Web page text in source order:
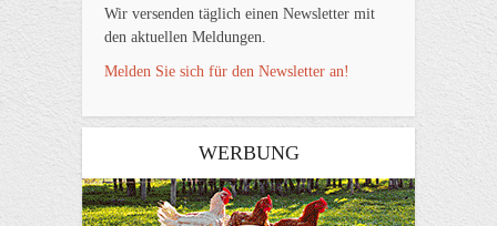
Wir versenden täglich einen Newsletter mit
den aktuellen Meldungen.
Melden Sie sich für den Newsletter an!
WERBUNG